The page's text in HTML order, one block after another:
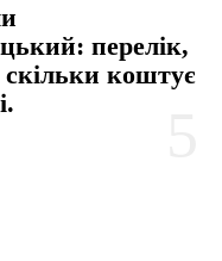
перелік,
коштує